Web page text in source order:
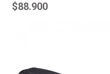
$88.900